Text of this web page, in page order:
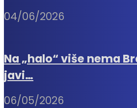
04/06/2026
Na „halo“ više nema
javi…
06/05/2026